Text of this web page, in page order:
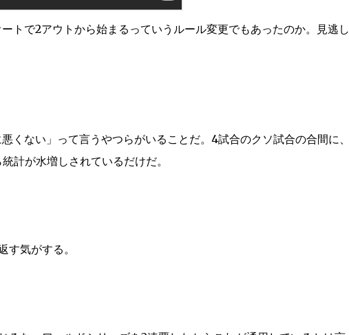
トで2アウトから始まるっていうルール変更でもあったのか。見逃し
くない」って言うやつらがいることだ。4試合のクソ試合の合間に、
計が水増しされているだけだ。
す気がする。